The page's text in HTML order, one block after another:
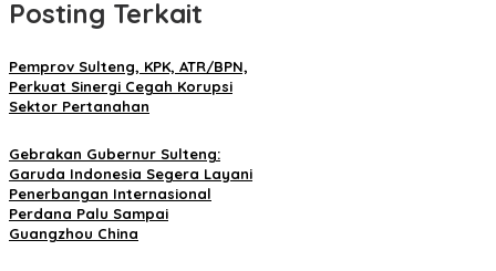
Posting Terkait
Pemprov Sulteng, KPK, ATR/BPN,
Perkuat Sinergi Cegah Korupsi
Sektor Pertanahan
Gebrakan Gubernur Sulteng:
Garuda Indonesia Segera Layani
Penerbangan Internasional
Perdana Palu Sampai
Guangzhou China